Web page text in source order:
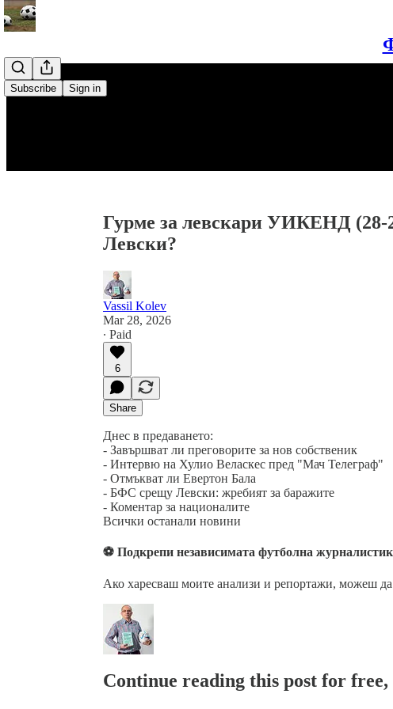
Subscribe Sign in
Гурме за левскари УИКЕНД (28-
Левски?
Vassil Kolev
Mar 28, 2026
∙ Paid
6
Share
Днес в предаването:
- Завършват ли преговорите за нов собственик
- Интервю на Хулио Веласкес пред "Мач Телеграф"
- Отмъкват ли Евертон Бала
- БФС срещу Левски: жребият за баражите
- Коментар за националите
Всички останали новини
⚽ Подкрепи независимата футболна
Ако харесваш моите анализи и репортажи, можеш
Continue reading this post for